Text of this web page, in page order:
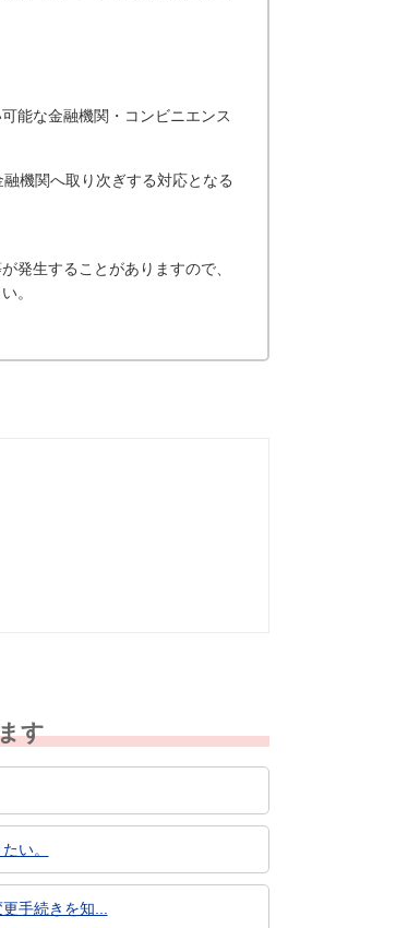
能な金融機関・コンビニエンス
機関へ取り次ぎする対応となる
発生することがありますので、
。
す
い。
手続きを知...